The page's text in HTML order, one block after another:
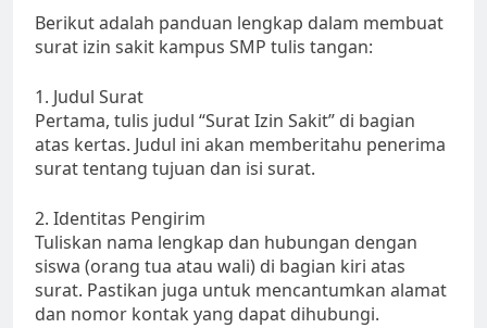
Berikut adalah panduan lengkap dalam membuat
surat izin sakit kampus SMP tulis tangan:
1. Judul Surat
Pertama, tulis judul “Surat Izin Sakit” di bagian
atas kertas. Judul ini akan memberitahu penerima
surat tentang tujuan dan isi surat.
2. Identitas Pengirim
Tuliskan nama lengkap dan hubungan dengan
siswa (orang tua atau wali) di bagian kiri atas
surat. Pastikan juga untuk mencantumkan alamat
dan nomor kontak yang dapat dihubungi.